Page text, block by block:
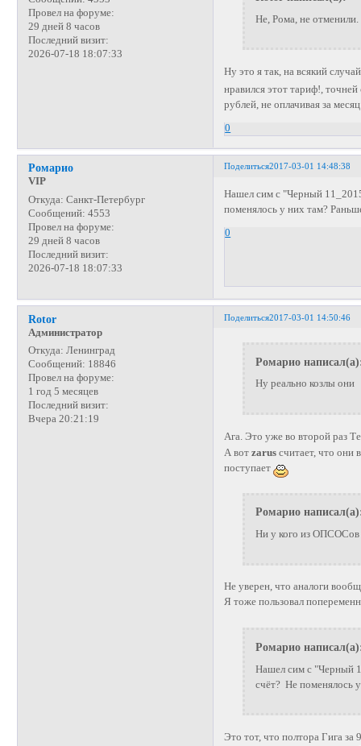
Провел на форуме:
29 дней 8 часов
Последний визит:
2026-07-18 18:07:33
Не, Рома, не отменили.
Ну это я так, на всякий
нравился этот тариф!,
рублей, не оплачивая за
0
Поделиться2017-03-01 14:48:38
Ромарио
VIP
Откуда: Санкт-Петербург
Сообщений: 4553
Провел на форуме:
29 дней 8 часов
Последний визит:
2026-07-18 18:07:33
Нашел сим с "Черный
поменялось у них там?
0
Поделиться2017-03-01 14:50:46
Rotor
Администратор
Откуда: Ленинград
Сообщений: 18846
Провел на форуме:
1 год 5 месяцев
Последний визит:
Вчера 20:21:19
Ромарио
Ну реально козлы они
Ага. Это уже во второй раз
А вотzarus считает, что они
поступает
Ромарио
Ни у кого из ОПСОСов
Не уверен, что аналоги
Я тоже пользовал
Ромарио
Нашел сим с "Черный
счёт? Не поменялось
Это тот, что полтора Гига за